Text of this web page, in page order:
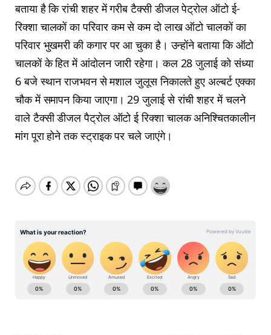
बताया है कि रांची शहर में गरीब टैक्सी डीजल पेट्रोल ऑटो ई-
रिक्शा चालकों का परिवार कम से कम दो लाख ऑटो चालकों का
परिवार भुखमरी की कगार पर आ चुका है। उन्होंने बताया कि ऑटो
चालकों के हित में आंदोलन जारी रहेगा। कल 28 जुलाई को संध्या
6 बजे स्थान राजभवन से मशाल जुलूस निकालते हुए अल्बर्ट एक्का
चौक में समापन किया जाएगा। 29 जुलाई से रांची शहर में चलने
वाले टैक्सी डीजल पैट्रोल ऑटो ई रिक्शा चालक अनिश्चितकालीन
मांग पूरा होने तक स्ट्राइक पर चले जाएंगे।